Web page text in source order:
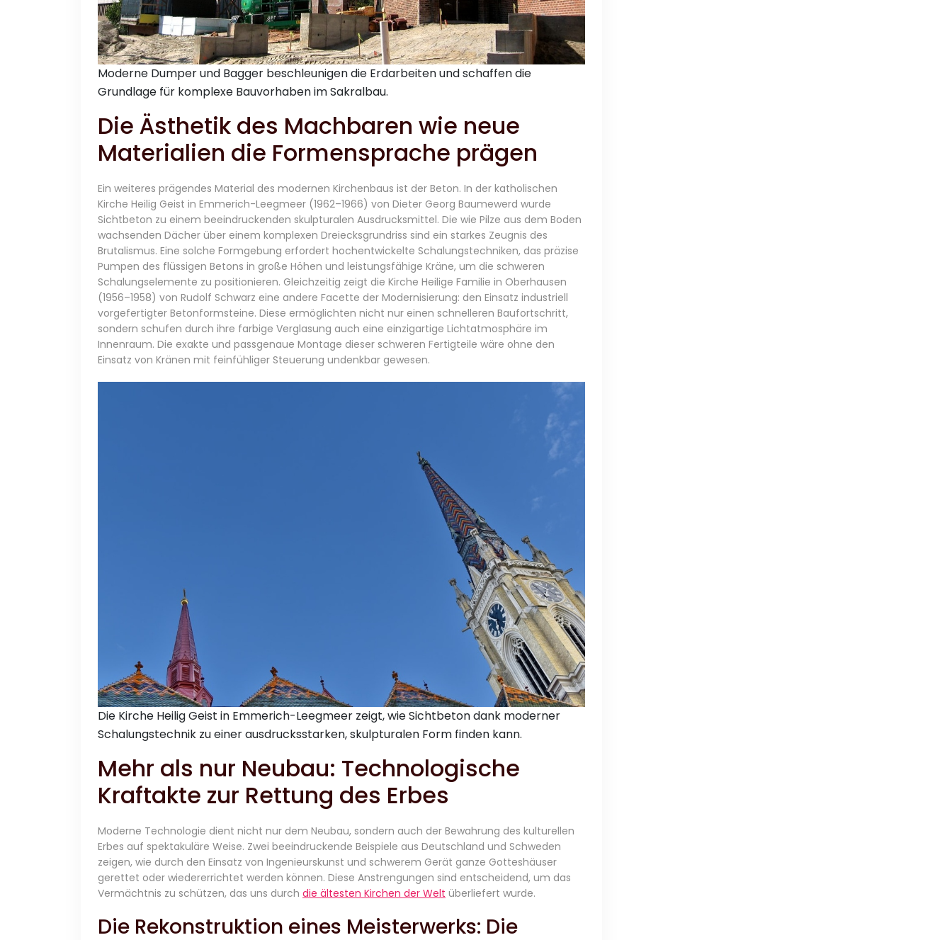
Moderne Dumper und Bagger beschleunigen die Erdarbeiten und schaffen die
Grundlage für komplexe Bauvorhaben im Sakralbau.
Die Ästhetik des Machbaren wie neue
Materialien die Formensprache prägen
Ein weiteres prägendes Material des modernen Kirchenbaus ist der Beton. In der katholischen
Kirche Heilig Geist in Emmerich-Leegmeer (1962–1966) von Dieter Georg Baumewerd wurde
Sichtbeton zu einem beeindruckenden skulpturalen Ausdrucksmittel. Die wie Pilze aus dem Boden
wachsenden Dächer über einem komplexen Dreiecksgrundriss sind ein starkes Zeugnis des
Brutalismus. Eine solche Formgebung erfordert hochentwickelte Schalungstechniken, das präzise
Pumpen des flüssigen Betons in große Höhen und leistungsfähige Kräne, um die schweren
Schalungselemente zu positionieren. Gleichzeitig zeigt die Kirche Heilige Familie in Oberhausen
(1956–1958) von Rudolf Schwarz eine andere Facette der Modernisierung: den Einsatz industriell
vorgefertigter Betonformsteine. Diese ermöglichten nicht nur einen schnelleren Baufortschritt,
sondern schufen durch ihre farbige Verglasung auch eine einzigartige Lichtatmosphäre im
Innenraum. Die exakte und passgenaue Montage dieser schweren Fertigteile wäre ohne den
Einsatz von Kränen mit feinfühliger Steuerung undenkbar gewesen.
Die Kirche Heilig Geist in Emmerich-Leegmeer zeigt, wie Sichtbeton dank moderner
Schalungstechnik zu einer ausdrucksstarken, skulpturalen Form finden kann.
Mehr als nur Neubau: Technologische
Kraftakte zur Rettung des Erbes
Moderne Technologie dient nicht nur dem Neubau, sondern auch der Bewahrung des kulturellen
Erbes auf spektakuläre Weise. Zwei beeindruckende Beispiele aus Deutschland und Schweden
zeigen, wie durch den Einsatz von Ingenieurskunst und schwerem Gerät ganze Gotteshäuser
gerettet oder wiedererrichtet werden können. Diese Anstrengungen sind entscheidend, um das
Vermächtnis zu schützen, das uns durch die ältesten Kirchen der Welt überliefert wurde.
Die Rekonstruktion eines Meisterwerks: Die